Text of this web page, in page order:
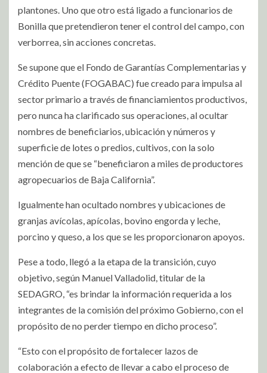
plantones. Uno que otro está ligado a funcionarios de
Bonilla que pretendieron tener el control del campo, con
verborrea, sin acciones concretas.
Se supone que el Fondo de Garantías Complementarias y
Crédito Puente (FOGABAC) fue creado para impulsa al
sector primario a través de financiamientos productivos,
pero nunca ha clarificado sus operaciones, al ocultar
nombres de beneficiarios, ubicación y números y
superficie de lotes o predios, cultivos, con la solo
mención de que se “beneficiaron a miles de productores
agropecuarios de Baja California”.
Igualmente han ocultado nombres y ubicaciones de
granjas avícolas, apícolas, bovino engorda y leche,
porcino y queso, a los que se les proporcionaron apoyos.
Pese a todo, llegó a la etapa de la transición, cuyo
objetivo, según Manuel Valladolid, titular de la
SEDAGRO, “es brindar la información requerida a los
integrantes de la comisión del próximo Gobierno, con el
propósito de no perder tiempo en dicho proceso”.
“Esto con el propósito de fortalecer lazos de
colaboración a efecto de llevar a cabo el proceso de